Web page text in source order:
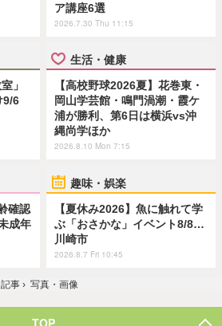
ア講座6選
2026.7.30 Thu 11:15
」
9/6
生活・健康
【高校野球2026夏】花巻東・
岡山学芸館・鳴門渦潮・霞ケ
浦が勝利、第6日は横浜vs沖
縄尚学ほか
2026.8.10 Mon 7:15
確認
成年
趣味・娯楽
【夏休み2026】魚に触れて学
ぶ「おさかな」イベント8/8…
川崎市
2026.8.7 Fri 10:45
記事 › 写真・画像
TOP